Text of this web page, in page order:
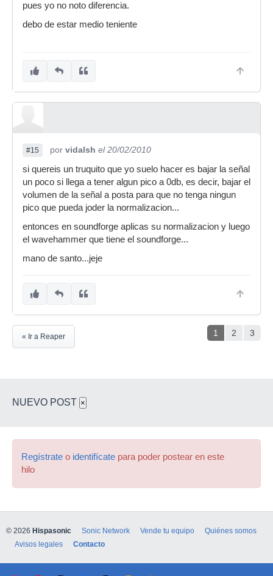
pues yo no noto diferencia.
debo de estar medio teniente
#15 por vidalsh el 20/02/2010
si quereis un truquito que yo suelo hacer es bajar la señal
un poco si llega a tener algun pico a 0db, es decir, bajar el
volumen de la señal a posta para que no tenga ningun
pico que pueda joder la normalizacion...
entonces en soundforge aplicas su normalizacion y luego
el wavehammer que tiene el soundforge...
mano de santo...jeje
1 2 3
« Ir a Reaper
NUEVO POST ×
Regístrate o identifícate para poder postear en este
hilo
© 2026 Hispasonic Sonic Network Vende tu equipo
Quiénes somos
Avisos legales
Contacto